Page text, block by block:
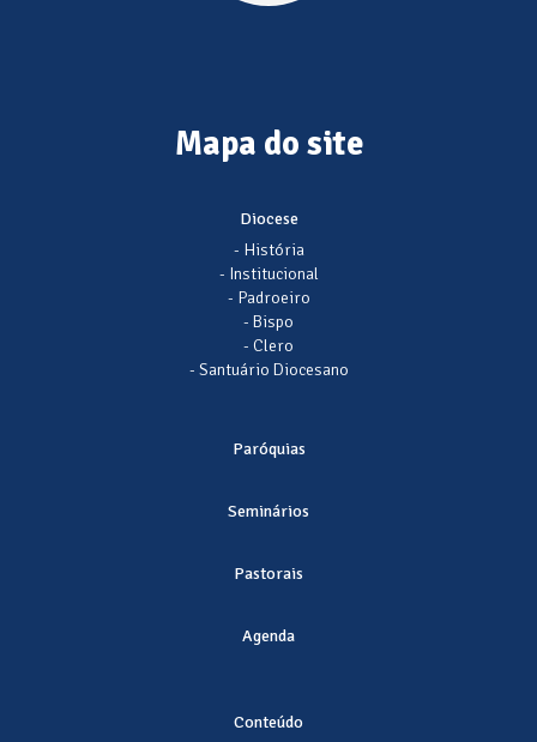
Mapa do site
Diocese
- História
- Institucional
- Padroeiro
- Bispo
- Clero
- Santuário Diocesano
Paróquias
Seminários
Pastorais
Agenda
Conteúdo